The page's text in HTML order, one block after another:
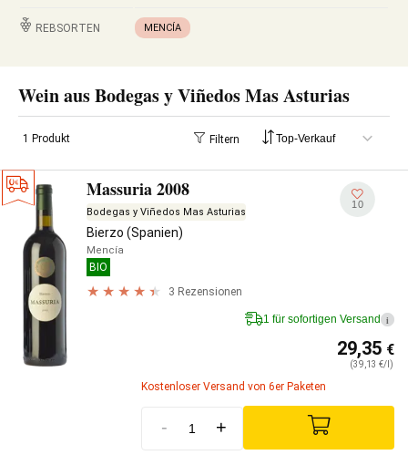
REBSORTEN MENCÍA
Wein aus Bodegas y Viñedos Mas Asturias
1 Produkt Filtern
Massuria 2008
Bodegas y Viñedos Mas Asturias
Bierzo (Spanien)
Mencía
BIO
3 Rezensionen
10
1 für sofortigen Versand i
29,35 €
(39,13 €/l)
Kostenloser Versand von 6er Paketen
- +